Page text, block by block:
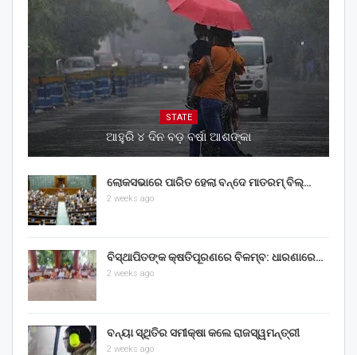
STATE
ଆହୁରି ୪ ଦିନ ବଡ଼ ବର୍ଷା ଆଶଙ୍କା
ଲୋକସଭାରେ ପାରିତ ହେଲା ବନ୍ଦେ ମାତରମ୍‌ ବିଲ୍‌…
2 weeks ago
ବିସ୍ଥାପିତଙ୍କ କ୍ଷତିପୂରଣରେ ବିଳମ୍ବ: ଧାରଣାରେ…
2 weeks ago
ବନ୍ୟା ସ୍ଥିତିର ସମୀକ୍ଷା କଲେ ରାଜସ୍ୱମନ୍ତ୍ରୀ
2 weeks ago